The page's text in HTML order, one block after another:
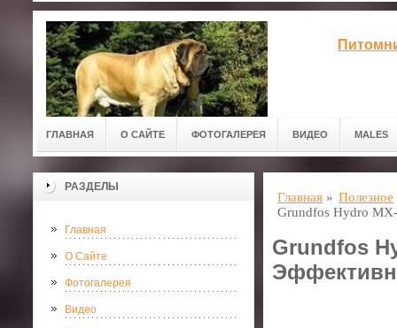
ГЛАВНАЯ О САЙТЕ ФОТОГАЛЕРЕЯ ВИДЕО MALES
РАЗДЕЛЫ
Главная
О Сайте
Фотогалерея
Видео
Главная » Полезное
Grundfos Hydro
Grundfos